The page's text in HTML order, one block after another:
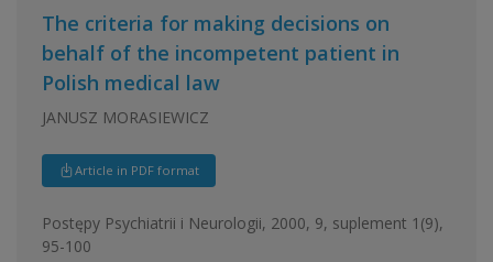
The criteria for making decisions on
behalf of the incompetent patient in
Polish medical law
JANUSZ MORASIEWICZ
Article in PDF format
Postępy Psychiatrii i Neurologii, 2000, 9, suplement 1(9),
95-100